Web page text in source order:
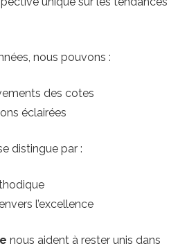
nous pouvons :
des cotes
éclairées
distingue par :
l’excellence
nous aident à rester unis dans